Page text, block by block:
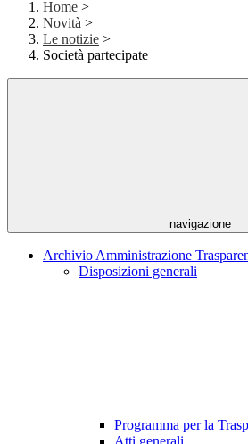
Home >
Novità >
Le notizie >
Società partecipate
navigazione
Archivio Amministrazione
Disposizioni generali
Programma per la